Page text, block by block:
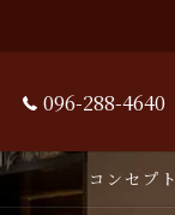
096-288-4640
コンセプト